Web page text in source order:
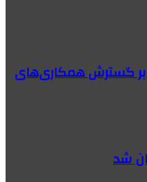
بر گسترش همکاری‌های
شد